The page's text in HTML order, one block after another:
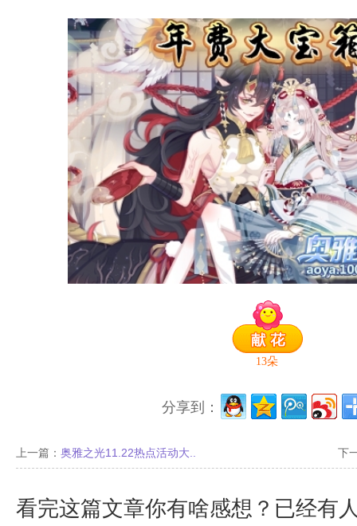
13朵
分享到：
上一篇： 奥雅之光11.22热点活动大.. 下
看完这篇文章你有啥感想？已经有